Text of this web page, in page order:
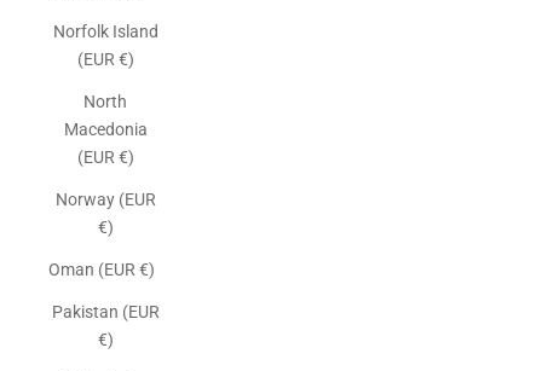
Norfolk Island
(EUR €)
North
Macedonia
(EUR €)
Norway (EUR
€)
Oman (EUR €)
Pakistan (EUR
€)